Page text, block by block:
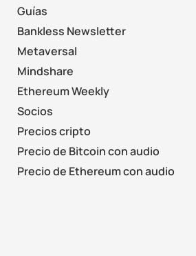
Guías
Bankless Newsletter
Metaversal
Mindshare
Ethereum Weekly
Socios
Precios cripto
Precio de Bitcoin con audio
Precio de Ethereum con audio